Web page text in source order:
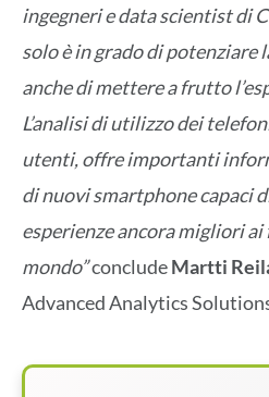
ingegneri e data scientist di
solo è in grado di potenziare
anche di mettere a frutto
L’analisi di utilizzo dei
utenti, offre importanti
di nuovi smartphone capaci
esperienze ancora migliori
mondo”concludeMartti
Advanced Analytics